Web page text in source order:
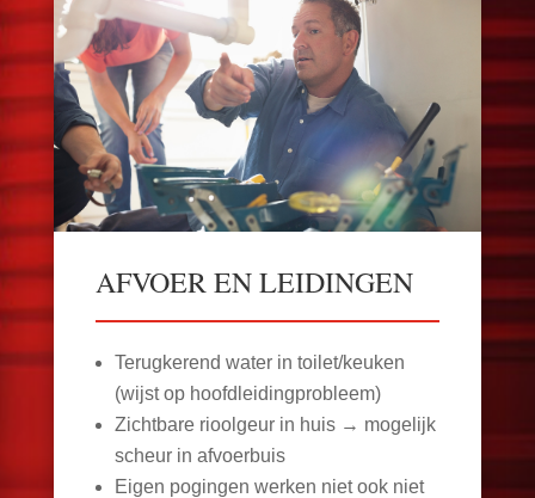
AFVOER EN LEIDINGEN
Terugkerend water in toilet/keuken
(wijst op hoofdleidingprobleem)
Zichtbare rioolgeur in huis → mogelijk
scheur in afvoerbuis
Eigen pogingen werken niet ook niet